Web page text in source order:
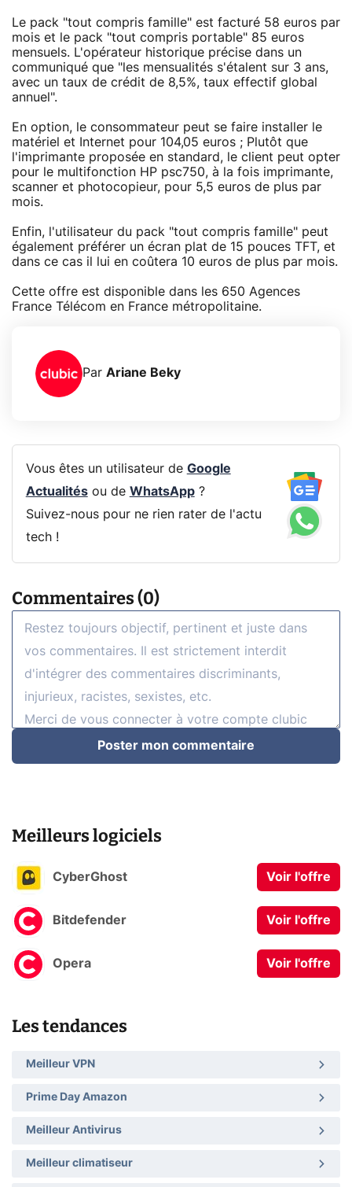
Le pack "tout compris famille" est facturé 58 euros par
mois et le pack "tout compris portable" 85 euros
mensuels. L'opérateur historique précise dans un
communiqué que "les mensualités s'étalent sur 3 ans,
avec un taux de crédit de 8,5%, taux effectif global
annuel".
En option, le consommateur peut se faire installer le
matériel et Internet pour 104,05 euros ; Plutôt que
l'imprimante proposée en standard, le client peut opter
pour le multifonction HP psc750, à la fois imprimante,
scanner et photocopieur, pour 5,5 euros de plus par
mois.
Enfin, l'utilisateur du pack "tout compris famille" peut
également préférer un écran plat de 15 pouces TFT, et
dans ce cas il lui en coûtera 10 euros de plus par mois.
Cette offre est disponible dans les 650 Agences
France Télécom en France métropolitaine.
Par Ariane Beky
Vous êtes un utilisateur de Google
Actualitésou de WhatsApp?
Suivez-nous pour ne rien rater de l'actu
tech !
Commentaires (0)
Poster mon commentaire
Meilleurs logiciels
CyberGhost Voir l'offre
Bitdefender Voir l'offre
Opera Voir l'offre
Les tendances
Meilleur VPN
Prime Day Amazon
Meilleur Antivirus
Meilleur climatiseur